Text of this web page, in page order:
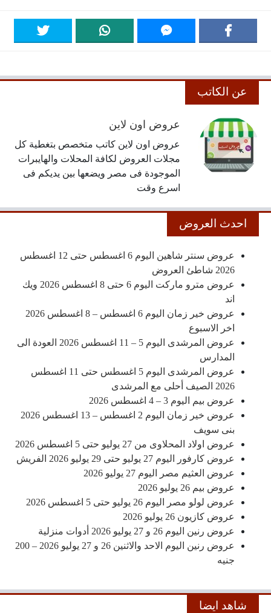
عن الكاتب
عروض اون لاين
عروض اون لاين كاتب متخصص بتغطية كل
مجلات العروض لكافة المحلات والهايبرات
الموجودة فى مصر ويضعها بين يديكم فى
اسرع وقت
احدث العروض
عروض سنتر شاهين اليوم 6 اغسطس حتى 12 اغسطس
2026 شاطئ العروض
عروض مترو ماركت اليوم 6 حتى 8 اغسطس 2026 ويك
اند
عروض خير زمان اليوم 6 اغسطس – 8 اغسطس 2026
اخر الاسبوع
عروض المرشدى اليوم 5 – 11 اغسطس 2026 العودة الى
المدارس
عروض المرشدى اليوم 5 اغسطس حتى 11 اغسطس
2026 الصيف أحلى مع المرشدى
عروض بيم اليوم 3 – 4 اغسطس 2026
عروض خير زمان اليوم 2 اغسطس – 13 اغسطس 2026
بنى سويف
عروض اولاد المحلاوى من 27 يوليو حتى 5 اغسطس 2026
عروض كارفور اليوم 27 يوليو حتى 29 يوليو 2026 الفريش
عروض العثيم مصر اليوم 27 يوليو 2026
عروض بيم 26 يوليو 2026
عروض لولو مصر اليوم 26 يوليو حتى 5 اغسطس 2026
عروض كازيون 26 يوليو 2026
عروض رنين اليوم 26 و 27 يوليو 2026 أدوات منزلية
عروض رنين اليوم الاحد والاثنين 26 و 27 يوليو 2026 – 200
جنيه
شاهد ايضا